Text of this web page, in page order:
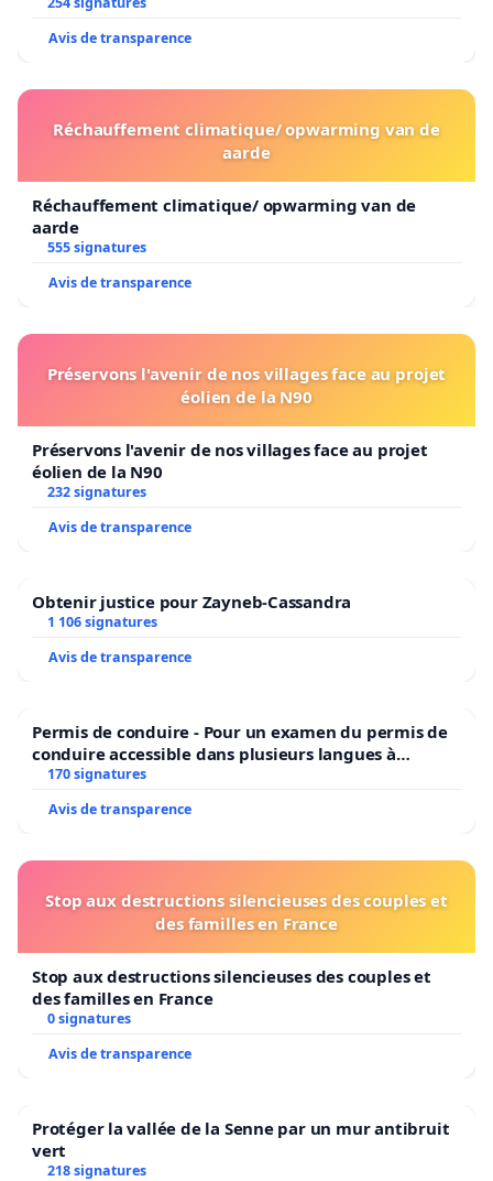
Avis de transparence
Réchauffement climatique/ opwarming van de
aarde
Réchauffement climatique/ opwarming van de
aarde
555 signatures
Avis de transparence
Préservons l'avenir de nos villages face au projet
éolien de la N90
Préservons l'avenir de nos villages face au projet
éolien de la N90
232 signatures
Avis de transparence
Obtenir justice pour Zayneb-Cassandra
1 106 signatures
Avis de transparence
Permis de conduire - Pour un examen du permis de
conduire accessible dans plusieurs langues à
Bruxelles
170 signatures
Avis de transparence
Stop aux destructions silencieuses des couples et
des familles en France
Stop aux destructions silencieuses des couples et
des familles en France
0 signatures
Avis de transparence
Protéger la vallée de la Senne par un mur antibruit
vert
218 signatures